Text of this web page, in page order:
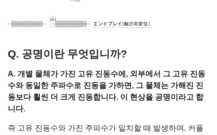
Q. 공명이란 무엇입니까?
A. 개별 물체가 가진 고유 진동수에, 외부에서 그 고유 진동
수와 동일한 주파수로 진동을 가하면, 그 물체는 가해진 진
동보다 훨씬 더 크게 진동합니다. 이 현상을 공명이라고 합
니다.
즉 고유 진동수와 가진 주파수가 일치할 때 발생하며, 커플